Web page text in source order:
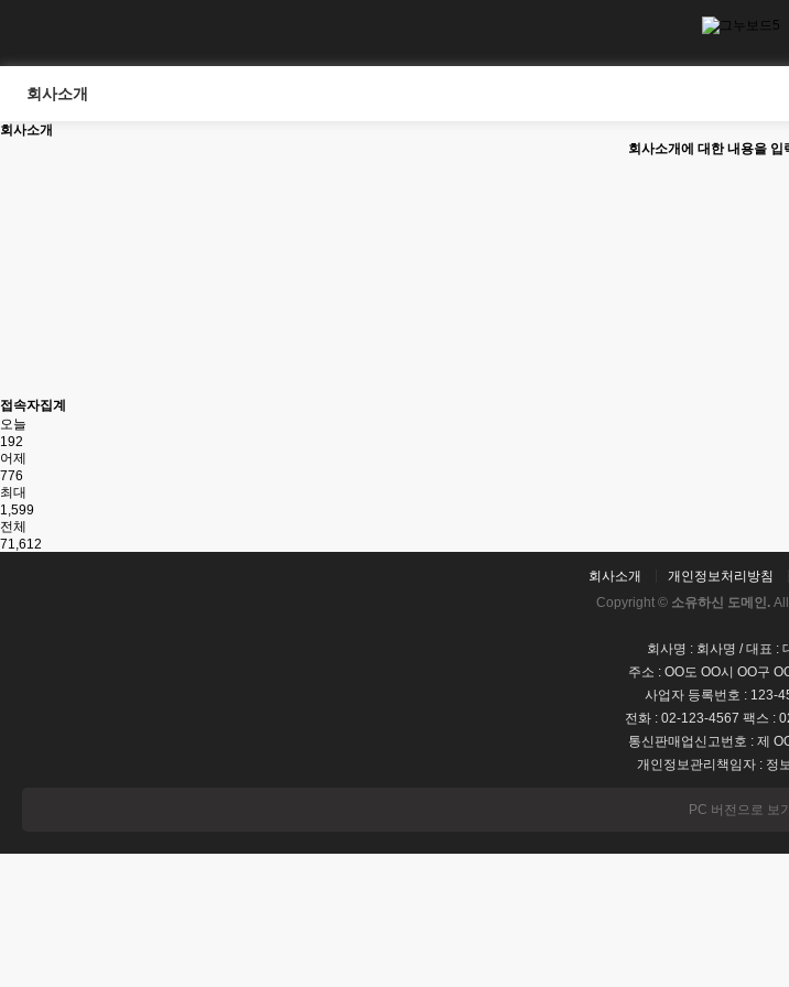
회사소개
회사소개
회사소개에 대한 내용을 입
접속자집계
오늘
192
어제
776
최대
1,599
전체
71,612
회사소개 개인정보처리방침
Copyright © 소유하신 도메인.
회사명 : 회사명 / 대표 :
주소 : OO도 OO시 OO구
사업자 등록번호 : 123-
전화 : 02-123-4567 팩스 :
통신판매업신고번호 : 제
개인정보관리책임자 : 정
PC 버전으로 보기